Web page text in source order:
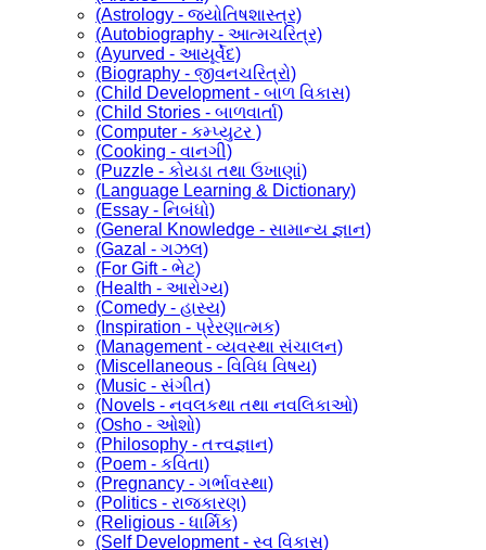
(Astrology - જ્યોતિષશાસ્ત્ર)
(Autobiography - આત્મચરિત્ર)
(Ayurved - આયૂર્વેદ)
(Biography - જીવનચરિત્રો)
(Child Development - બાળ વિકાસ)
(Child Stories - બાળવાર્તા)
(Computer - કમ્પ્યુટર )
(Cooking - વાનગી)
(Puzzle - કોયડા તથા ઉખાણાં)
(Language Learning & Dictionary)
(Essay - નિબંધો)
(General Knowledge - સામાન્ય જ્ઞાન)
(Gazal - ગઝલ)
(For Gift - ભેટ)
(Health - આરોગ્ય)
(Comedy - હાસ્ય)
(Inspiration - પ્રેરણાત્મક)
(Management - વ્યવસ્થા સંચાલન)
(Miscellaneous - વિવિધ વિષય)
(Music - સંગીત)
(Novels - નવલકથા તથા નવલિકાઓ)
(Osho - ઓશો)
(Philosophy - તત્ત્વજ્ઞાન)
(Poem - કવિતા)
(Pregnancy - ગર્ભાવસ્થા)
(Politics - રાજકારણ)
(Religious - ધાર્મિક)
(Self Development - સ્વ વિકાસ)